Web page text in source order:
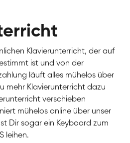
Klavierunterricht, der auf
ist und von der
läuft alles mühelos über
mehr Klavierunterricht dazu
verschieben
mühelos online über unser
Dir sogar ein Keyboard zum
leihen.